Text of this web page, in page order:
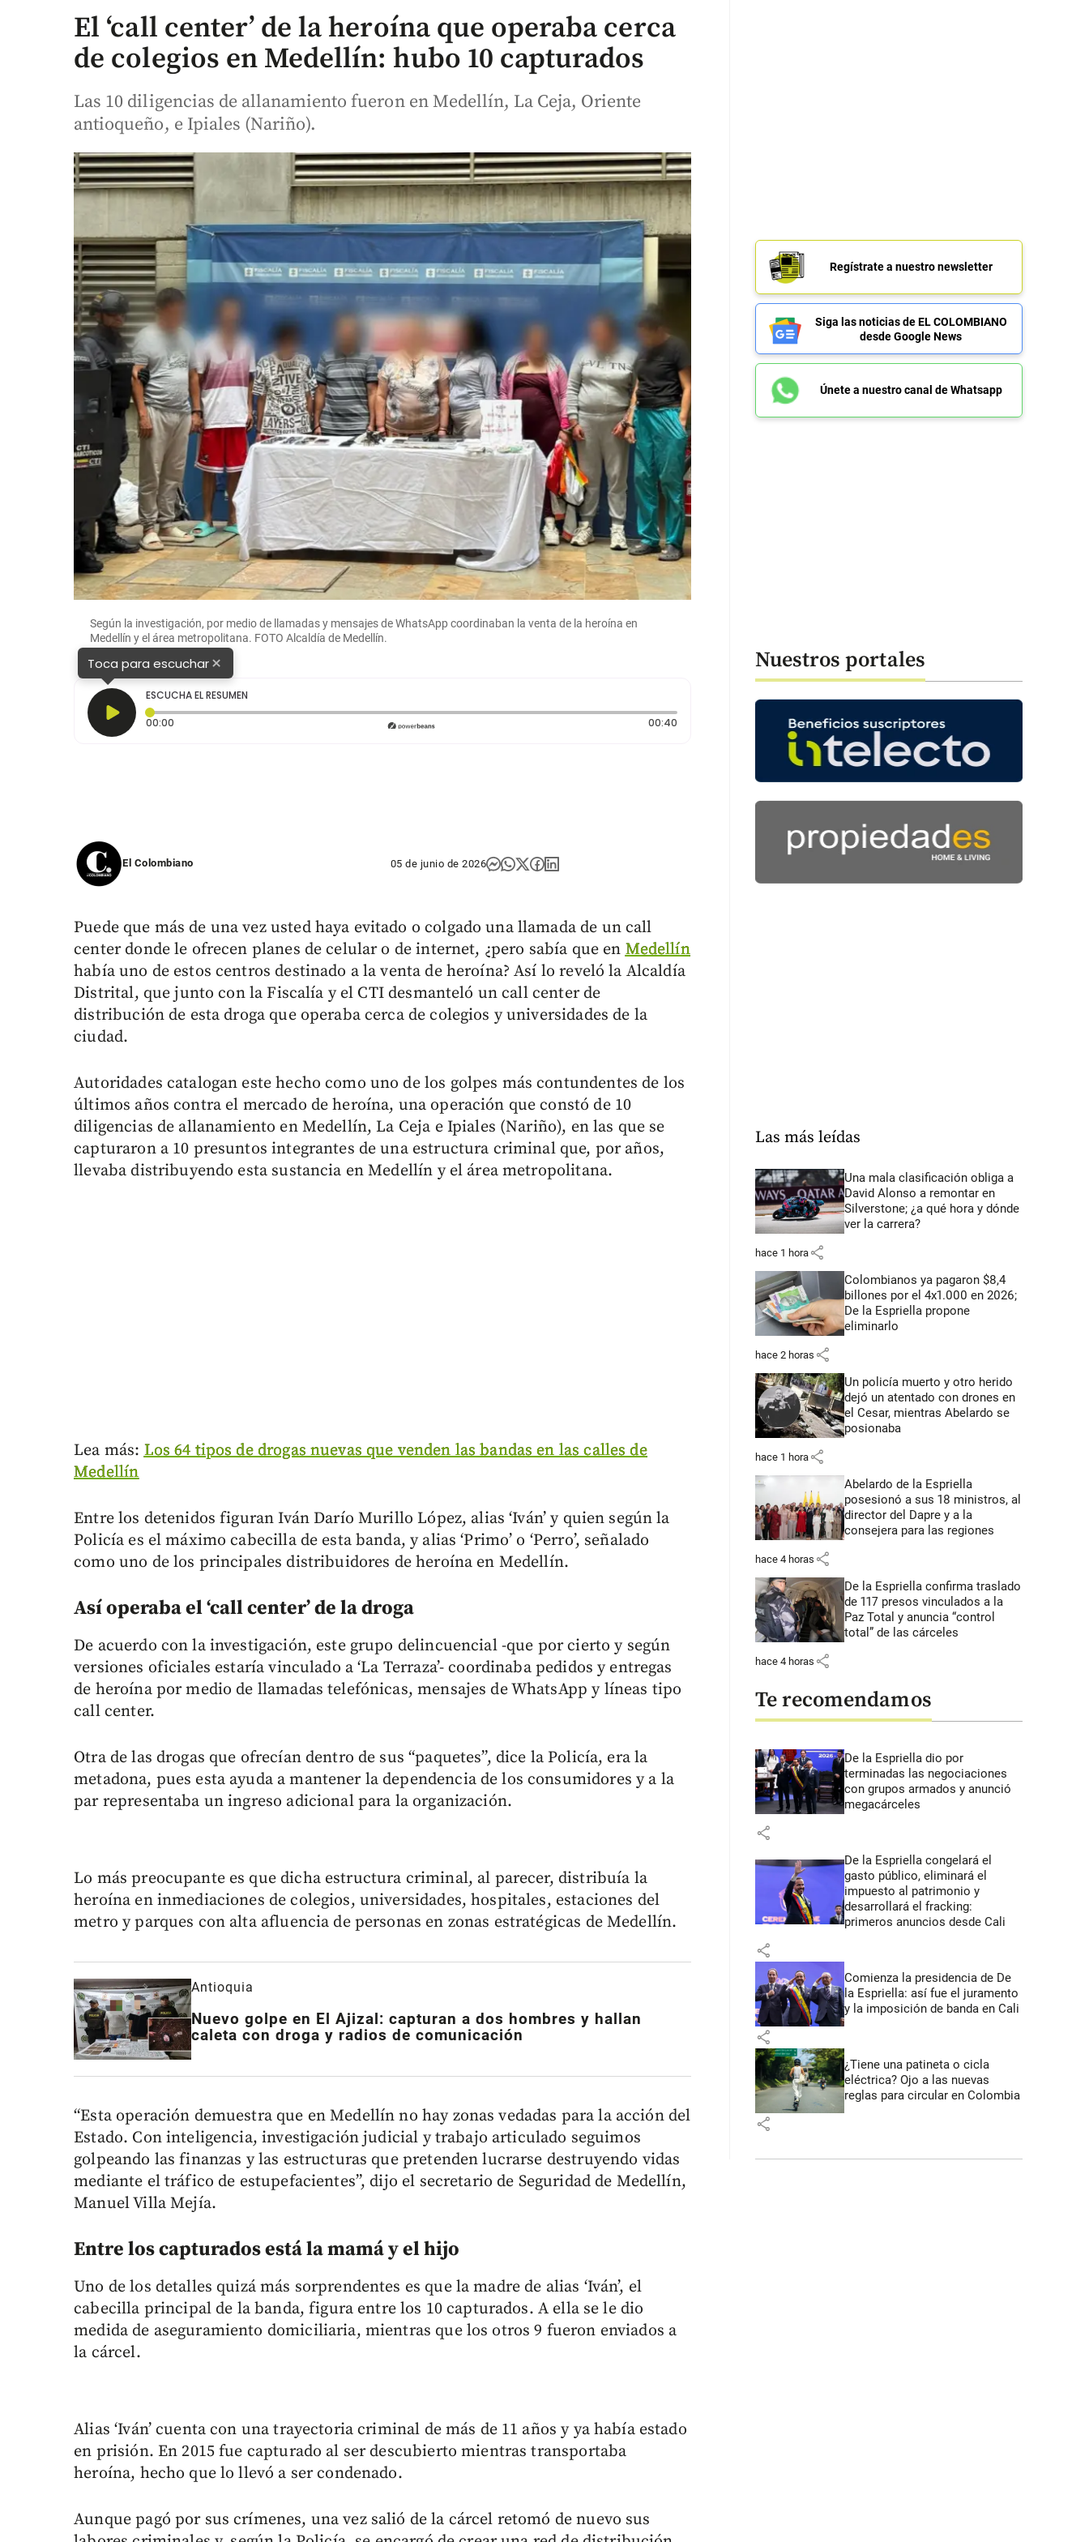
El ‘call center’ de la heroína que operaba cerca
de colegios en Medellín: hubo 10 capturados
Las 10 diligencias de allanamiento fueron en Medellín, La Ceja, Oriente
antioqueño, e Ipiales (Nariño).
Según la investigación, por medio de llamadas y mensajes de WhatsApp coordinaban la venta de la heroína en
Medellín y el área metropolitana. FOTO Alcaldía de Medellín.
Toca para escuchar×
ESCUCHA EL RESUMEN
00:00
00:40Duración: 40 segundos
El Colombiano 05 de junio de 2026
Puede que más de una vez usted haya evitado o colgado una llamada de un call
center donde le ofrecen planes de celular o de internet, ¿pero sabía que enMedellín
había uno de estos centros destinado a la venta de heroína? Así lo reveló la Alcaldía
Distrital, que junto con la Fiscalía y el CTI desmanteló un call center de
distribución de esta droga que operaba cerca de colegios y universidades de la
ciudad.
Autoridades catalogan este hecho como uno de los golpes más contundentes de los
últimos años contra el mercado de heroína, una operación que constó de 10
diligencias de allanamiento en Medellín, La Ceja e Ipiales (Nariño), en las que se
capturaron a 10 presuntos integrantes de una estructura criminal que, por años,
llevaba distribuyendo esta sustancia en Medellín y el área metropolitana.
Lea más:Los 64 tipos de drogas nuevas que venden las bandas en las calles de
Medellín
Entre los detenidos figuran Iván Darío Murillo López, alias ‘Iván’ y quien según la
Policía es el máximo cabecilla de esta banda, y alias ‘Primo’ o ‘Perro’, señalado
como uno de los principales distribuidores de heroína en Medellín.
Así operaba el ‘call center’ de la droga
De acuerdo con la investigación, este grupo delincuencial -que por cierto y según
versiones oficiales estaría vinculado a ‘La Terraza’- coordinaba pedidos y entregas
de heroína por medio de llamadas telefónicas, mensajes de WhatsApp y líneas tipo
call center.
Otra de las drogas que ofrecían dentro de sus “paquetes”, dice la Policía, era la
metadona, pues esta ayuda a mantener la dependencia de los consumidores y a la
par representaba un ingreso adicional para la organización.
Lo más preocupante es que dicha estructura criminal, al parecer, distribuía la
heroína en inmediaciones de colegios, universidades, hospitales, estaciones del
metro y parques con alta afluencia de personas en zonas estratégicas de Medellín.
Antioquia
Nuevo golpe en El Ajizal: capturan a dos hombres y hallan
caleta con droga y radios de comunicación
“Esta operación demuestra que en Medellín no hay zonas vedadas para la acción del
Estado. Con inteligencia, investigación judicial y trabajo articulado seguimos
golpeando las finanzas y las estructuras que pretenden lucrarse destruyendo vidas
mediante el tráfico de estupefacientes”, dijo el secretario de Seguridad de Medellín,
Manuel Villa Mejía.
Entre los capturados está la mamá y el hijo
Uno de los detalles quizá más sorprendentes es que la madre de alias ‘Iván’, el
cabecilla principal de la banda, figura entre los 10 capturados. A ella se le dio
medida de aseguramiento domiciliaria, mientras que los otros 9 fueron enviados a
la cárcel.
Alias ‘Iván’ cuenta con una trayectoria criminal de más de 11 años y ya había estado
en prisión. En 2015 fue capturado al ser descubierto mientras transportaba
heroína, hecho que lo llevó a ser condenado.
Aunque pagó por sus crímenes, una vez salió de la cárcel retomó de nuevo sus
Regístrate a nuestro newsletter
Siga las noticias de EL COLOMBIANO
desde Google News
Únete a nuestro canal de Whatsapp
Nuestros portales
Las más leídas
Una mala clasificación obliga a
David Alonso a remontar en
Silverstone; ¿a qué hora y dónde
ver la carrera?
hace 1 hora share
Colombianos ya pagaron $8,4
billones por el 4x1.000 en 2026;
De la Espriella propone
eliminarlo
hace 2 horas share
Un policía muerto y otro herido
dejó un atentado con drones en
el Cesar, mientras Abelardo se
posionaba
hace 1 hora share
Abelardo de la Espriella
posesionó a sus 18 ministros, al
director del Dapre y a la
consejera para las regiones
hace 4 horas share
De la Espriella confirma traslado
de 117 presos vinculados a la
Paz Total y anuncia “control
total” de las cárceles
hace 4 horas share
Te recomendamos
De la Espriella dio por
terminadas las negociaciones
con grupos armados y anunció
megacárceles
share
De la Espriella congelará el
gasto público, eliminará el
impuesto al patrimonio y
desarrollará el fracking:
primeros anuncios desde Cali
share
Comienza la presidencia de De
la Espriella: así fue el juramento
y la imposición de banda en Cali
share
¿Tiene una patineta o cicla
eléctrica? Ojo a las nuevas
reglas para circular en Colombia
share